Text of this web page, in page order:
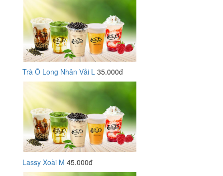
Trà Ô Long Nhân Vải L 35.000đ
Lassy Xoài M 45.000đ